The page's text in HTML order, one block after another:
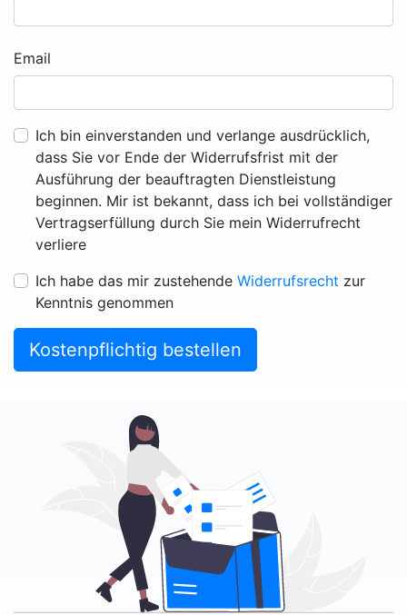
Email
Ich bin einverstanden und verlange ausdrücklich,
dass Sie vor Ende der Widerrufsfrist mit der
Ausführung der beauftragten Dienstleistung
beginnen. Mir ist bekannt, dass ich bei vollständiger
Vertragserfüllung durch Sie mein Widerrufrecht
verliere
Ich habe das mir zustehende Widerrufsrecht zur
Kenntnis genommen
Kostenpflichtig bestellen